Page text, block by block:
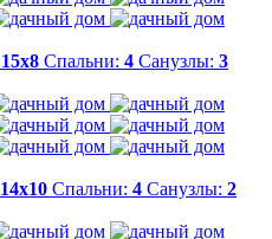
15х8 Спальни: 4 Санузлы: 3
14х10 Спальни: 4 Санузлы: 2